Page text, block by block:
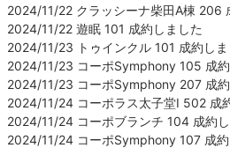
2024/11/22 クラッシーナ柴田A棟 206
2024/11/22 遊眠 101 成約しました
2024/11/23 トゥインクル 101 成約しま
2024/11/23 コーポSymphony 105 成
2024/11/23 コーポSymphony 207 成
2024/11/24 コーポラス太子堂Ⅰ 502 成
2024/11/24 コーポブランチ 104 成約
2024/11/24 コーポSymphony 107 成約